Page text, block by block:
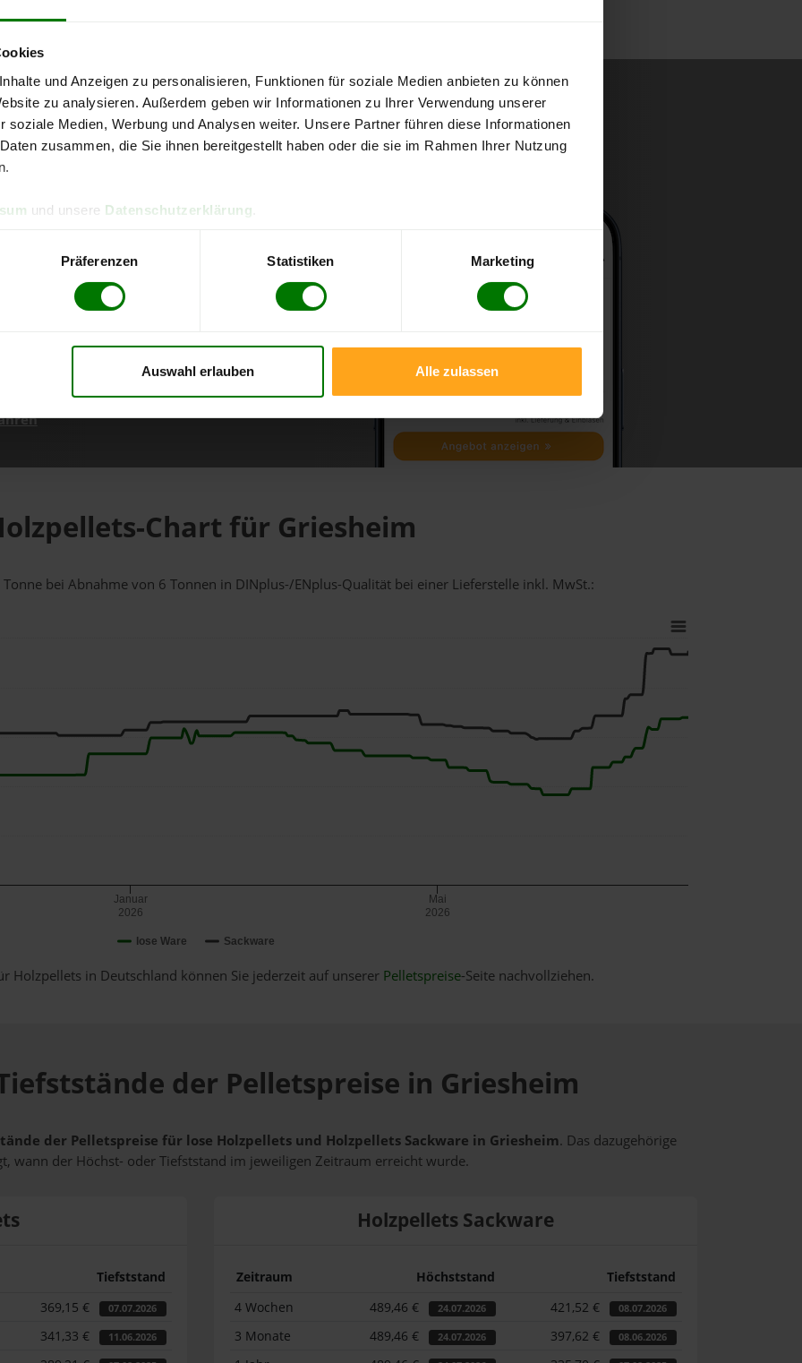
und Anzeigen zu personalisieren, Funktionen für soziale Medien anbieten zu können
zu analysieren. Außerdem geben wir Informationen zu Ihrer Verwendung unserer
soziale Medien, Werbung und Analysen weiter. Unsere Partner führen diese Informationen
zusammen, die Sie ihnen bereitgestellt haben oder die sie im Rahmen Ihrer Nutzung
und unsere Datenschutzerklärung
Präferenzen Statistiken Marketing
Auswahl erlauben Alle zulassen
kostenlose
direkt online bestellen
aktuellen Stand
Chart für Griesheim
bei Abnahmevon 6 Tonnen in DINplus-/ENplus-Qualität bei einer Lieferstelle inkl. MwSt.:
lose Ware Sackware
Januar
2026
Mai
2026
Holzpellets in Deutschland können Sie jederzeit auf unserer Pelletspreise-Seite nachvollziehen.
der Pelletspreise in Griesheim
der Pelletspreise für lose Holzpellets und Holzpellets Sackware in Griesheim. Das dazugehörige
wann der Höchst- oder Tiefststand im jeweiligen Zeitraum erreicht wurde.
Tiefststand
369,15 € 07.07.2026
341,33 € 11.06.2026
Holzpellets Sackware
Zeitraum Höchststand
Tiefststand
4 Wochen
489,46 € 24.07.2026 421,52 € 08.07.2026
3 Monate 489,46 € 24.07.2026 397,62 € 08.06.2026